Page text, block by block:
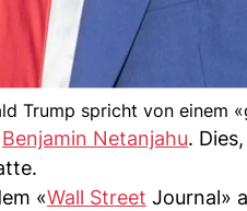
Trump spricht von einem
Benjamin Netanjahu.
«Wall Street Journal»